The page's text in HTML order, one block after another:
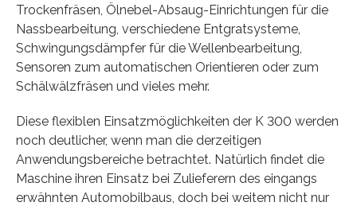
Trockenfräsen, Ölnebel-Absaug-Einrichtungen für die
Nassbearbeitung, verschiedene Entgratsysteme,
Schwingungsdämpfer für die Wellenbearbeitung,
Sensoren zum automatischen Orientieren oder zum
Schälwälzfräsen und vieles mehr.
Diese flexiblen Einsatzmöglichkeiten der K 300 werden
noch deutlicher, wenn man die derzeitigen
Anwendungsbereiche betrachtet. Natürlich findet die
Maschine ihren Einsatz bei Zulieferern des eingangs
erwähnten Automobilbaus, doch bei weitem nicht nur